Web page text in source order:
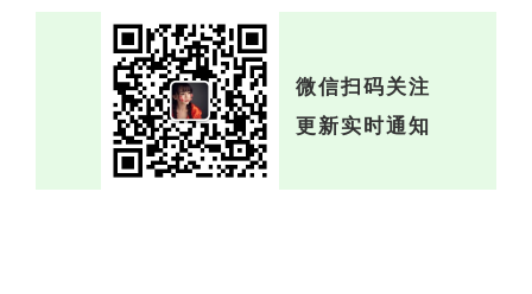
微信扫码关注
更新实时通知